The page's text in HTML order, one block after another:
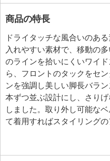
商品の特長
ドライタッチな風合いのあ
入れやすい素材で、移動の
のラインを拾いにくいワイ
ら、フロントのタックをセ
ンを強調し美しい脚長バラ
本ずつ並ぶ設計にし、さり
しました。取り外し可能な
て着用すればスタイリングの